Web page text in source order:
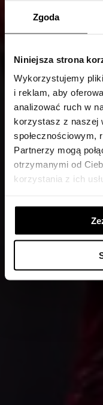
Zgoda
Niniejsza strona
Wykorzystujemy
i reklam, aby
analizować ruch w
korzystasz z naszej
społecznościowym,
Partnerzy mogą
otrzymanymi od
korzystania z ich
27